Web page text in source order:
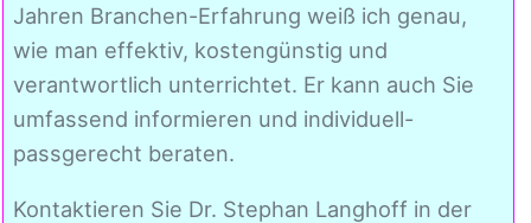
Jahren Branchen-Erfahrung weiß ich genau,
wie man effektiv, kostengünstig und
verantwortlich unterrichtet. Er kann auch Sie
umfassend informieren und individuell-
passgerecht beraten.
Kontaktieren Sie Dr. Stephan Langhoff in der